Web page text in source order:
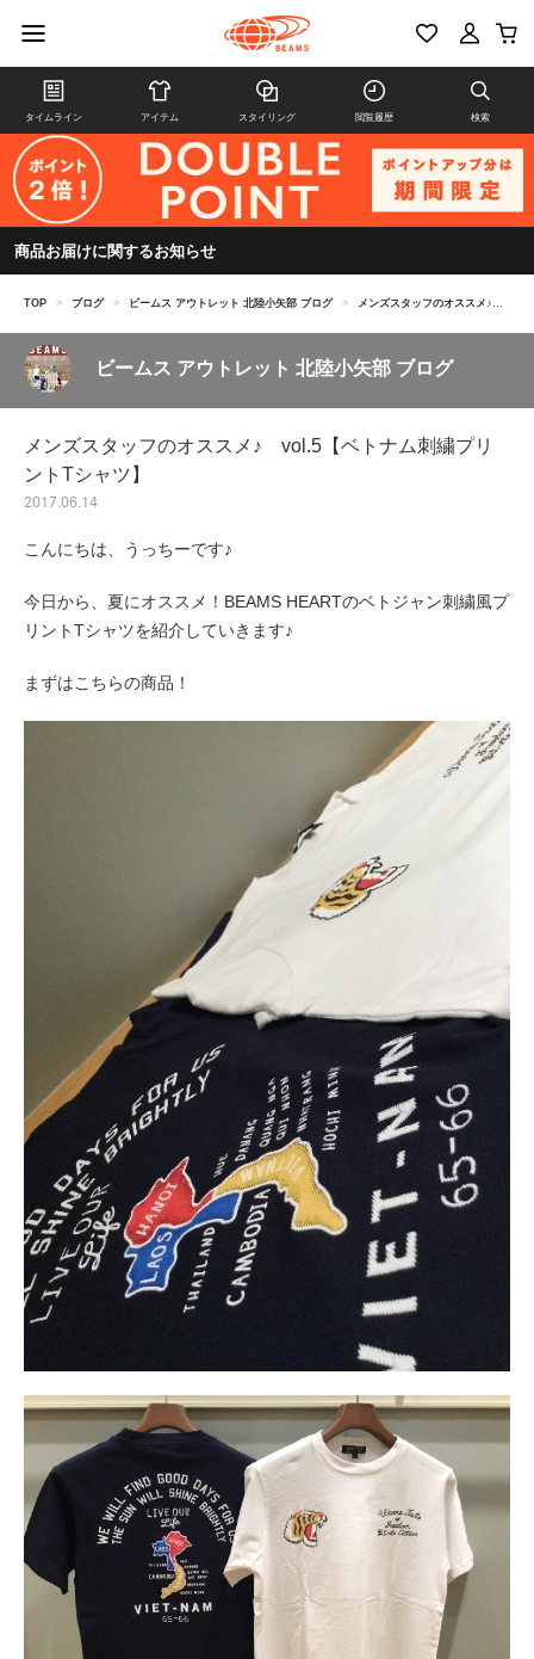
タイムライン アイテム スタイリング 閲覧履歴 検索
商品お届けに関するお知らせ
TOP > ブログ > ビームス アウトレット 北陸小矢部 ブログ > メンズスタッフのオススメ♪ vol.5【ベトナム刺繍プリントTシャツ】
ビームス アウトレット 北陸小矢部 ブログ
メンズスタッフのオススメ♪ vol.5【ベトナム刺繍プリ
ントTシャツ】
2017.06.14
こんにちは、うっちーです♪
今日から、夏にオススメ！BEAMS HEARTのベトジャン刺繍風プ
リントTシャツを紹介していきます♪
まずはこちらの商品！